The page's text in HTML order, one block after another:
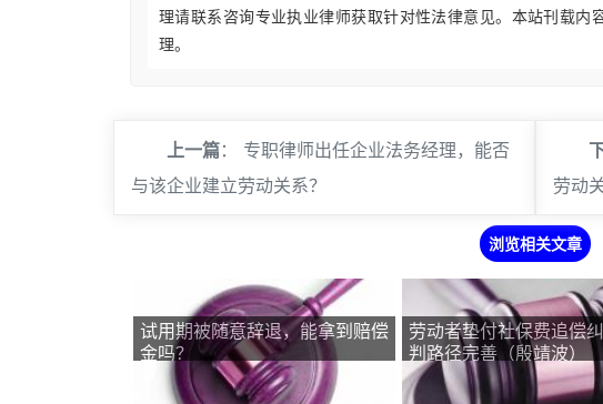
理请联系咨询专业执业律师获取针对性法律意见。本站刊载内
理。
上一篇： 专职律师出任企业法务经理，能否
与该企业建立劳动关系？
劳动
浏览相关文章
试用期被随意辞退，能拿到赔偿
金吗？
劳动者垫付社保费追偿
判路径完善（殷靖波）